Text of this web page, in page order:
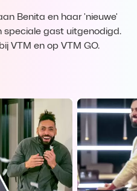
Benita en haar 'nieuwe'
speciale gast uitgenodigd.
VTM en op VTM GO.